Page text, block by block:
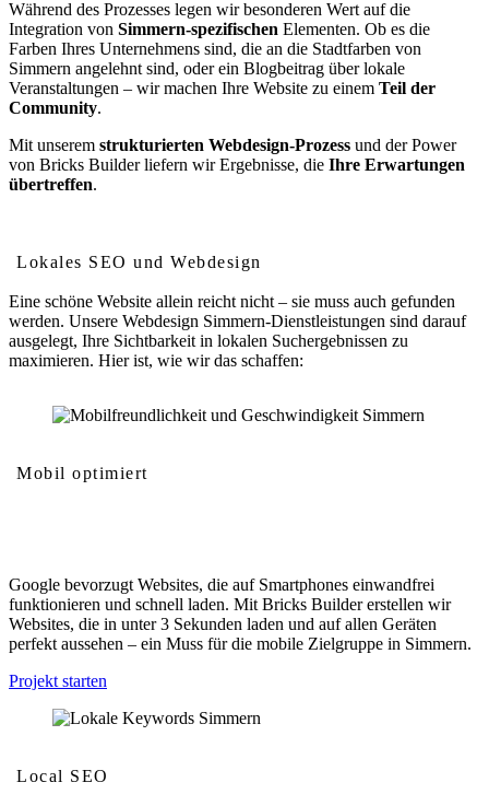
Während des Prozesses legen wir besonderen Wert auf die
Integration von Simmern-spezifischen Elementen. Ob es die
Farben Ihres Unternehmens sind, die an die Stadtfarben von
Simmern angelehnt sind, oder ein Blogbeitrag über lokale
Veranstaltungen – wir machen Ihre Website zu einem Teil der
Community.
Mit unserem strukturierten Webdesign-Prozess und der Power
von Bricks Builder liefern wir Ergebnisse, die Ihre Erwartungen
übertreffen.
Lokales SEO und Webdesign
Eine schöne Website allein reicht nicht – sie muss auch gefunden
werden. Unsere Webdesign Simmern-Dienstleistungen sind darauf
ausgelegt, Ihre Sichtbarkeit in lokalen Suchergebnissen zu
maximieren. Hier ist, wie wir das schaffen:
Mobil optimiert
Google bevorzugt Websites, die auf Smartphones einwandfrei
funktionieren und schnell laden. Mit Bricks Builder erstellen wir
Websites, die in unter 3 Sekunden laden und auf allen Geräten
perfekt aussehen – ein Muss für die mobile Zielgruppe in Simmern.
Projekt starten
Local SEO